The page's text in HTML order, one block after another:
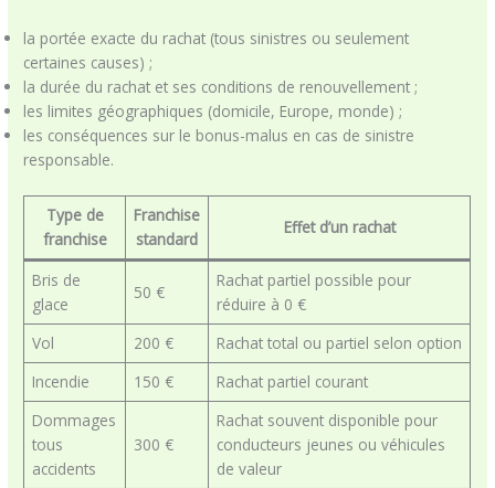
la portée exacte du rachat (tous sinistres ou seulement
certaines causes) ;
la durée du rachat et ses conditions de renouvellement ;
les limites géographiques (domicile, Europe, monde) ;
les conséquences sur le bonus-malus en cas de sinistre
responsable.
Type de
franchise
Franchise
standard
Effet d’un rachat
Bris de
glace
50 €
Rachat partiel possible pour
réduire à 0 €
Vol
200 €
Rachat total ou partiel selon option
Incendie
150 €
Rachat partiel courant
Dommages
tous
accidents
300 €
Rachat souvent disponible pour
conducteurs jeunes ou véhicules
de valeur